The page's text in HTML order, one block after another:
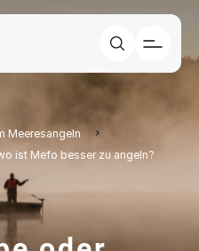
Meeresangeln
ist Mefo besser zu angeln?